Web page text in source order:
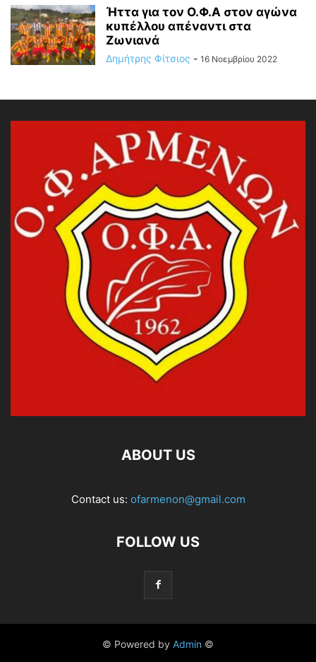
Ήττα για τον Ο.Φ.Α στον αγώνα
κυπέλλου απέναντι στα
Ζωνιανά
Δημήτρης Φίτσιος - 16 Νοεμβρίου 2022
ABOUT US
Contact us: ofarmenon@gmail.com
FOLLOW US
© Powered by Admin ©